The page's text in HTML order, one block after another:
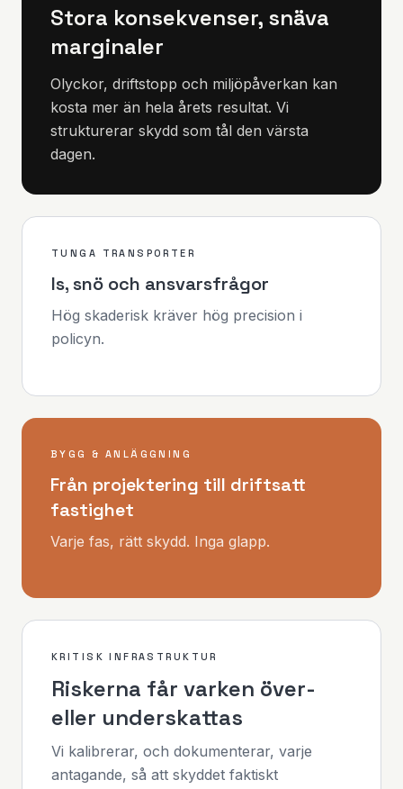
Stora konsekvenser, snäva
marginaler
Olyckor, driftstopp och miljöpåverkan kan
kosta mer än hela årets resultat. Vi
strukturerar skydd som tål den värsta
dagen.
TUNGA TRANSPORTER
Is, snö och ansvarsfrågor
Hög skaderisk kräver hög precision i
policyn.
BYGG & ANLÄGGNING
Från projektering till driftsatt
fastighet
Varje fas, rätt skydd. Inga glapp.
KRITISK INFRASTRUKTUR
Riskerna får varken över-
eller underskattas
Vi kalibrerar, och dokumenterar, varje
antagande, så att skyddet faktiskt